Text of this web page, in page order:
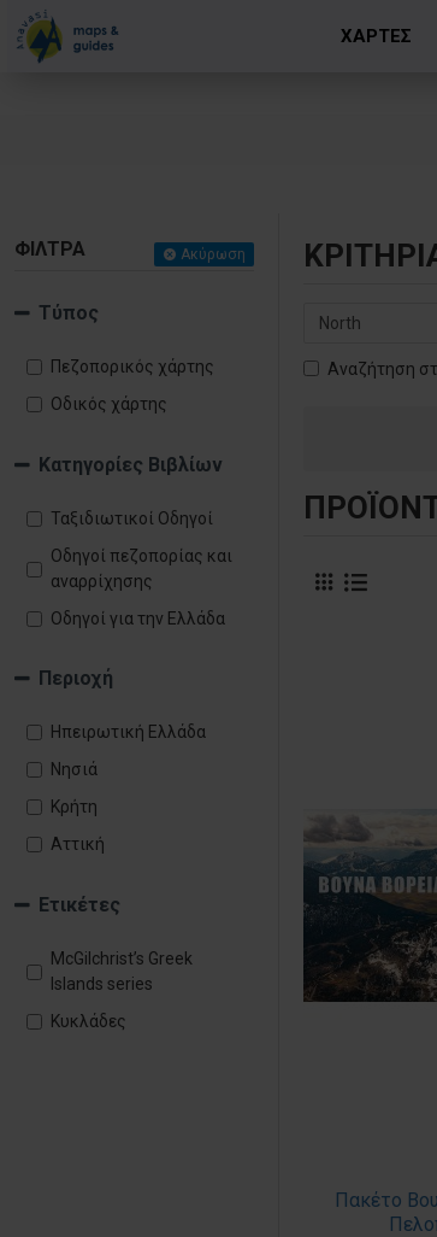
ΧΑΡΤΕΣ
ΦΊΛΤΡΑ Ακύρωση
Περιοχή
Ηπειρωτική Ελλάδα
Νησιά
Κρήτη
Αττική
Τύπος
Πεζοπορικός χάρτης
Οδικός χάρτης
Κατηγορίες Βιβλίων
Ταξιδιωτικοί Οδηγοί
Οδηγοί πεζοπορίας και
αναρρίχησης
Οδηγοί για την Ελλάδα
Ετικέτες
McGilchrist’s Greek
Islands series
Κυκλάδες
Αναζήτηση
Πακέτο